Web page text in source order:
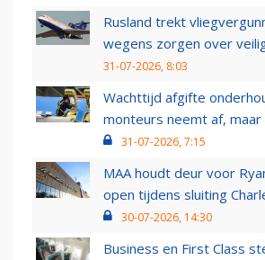
Rusland trekt
wegens zorgen over
31-07-2026, 8:03
Wachttijd afgifte
monteurs neemt af,
31-07-2026, 7:15
MAA houdt deur voor
open tijdens sluiting
30-07-2026, 14:30
Business en First Class